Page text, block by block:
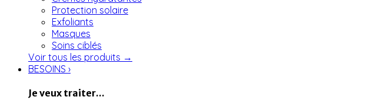
Protection solaire
Exfoliants
Masques
Soins ciblés
Voir tous les produits →
BESOINS ›
Je veux traiter...